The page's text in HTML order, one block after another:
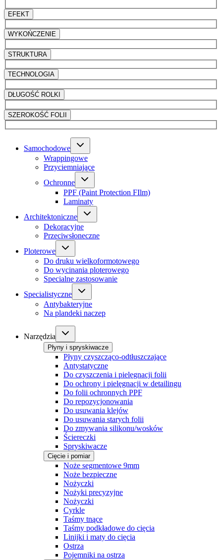
EFEKT
WYKOŃCZENIE
STRUKTURA
TECHNOLOGIA
DŁUGOŚĆ ROLKI
SZEROKOŚĆ FOLII
Samochodowe
Wrappingowe
Przyciemniające
Ochronne
PPF (Paint Protection FIlm)
Laminaty
Architektoniczne
Dekoracyjne
Przeciwsłoneczne
Ploterowe
Do druku wielkoformotowego
Do wycinania ploterowego
Specialne zastosowanie
Specialistyczne
Antybakteryjne
Na plandeki naczep
Narzędzia
Płyny i spryskiwacze
Płyny czyszcząco-odtłuszczające
Antystatyczne
Do czyszczenia i pielęgnacji folii
Do ochrony i pielęgnacji w detailingu
Do folii ochronnych PPF
Do repozycjonowania
Do usuwania klejów
Do usuwania starych folii
Do zmywania silikonu/wosków
Ściereczki
Spryskiwacze
Cięcie i pomiar
Noże segmentowe 9mm
Noże bezpieczne
Nożyczki
Nożyki precyzyjne
Nożyczki
Cyrkle
Taśmy tnące
Taśmy podkładowe do cięcia
Linijki i maty do cięcia
Ostrza
Pojemniki na ostrza